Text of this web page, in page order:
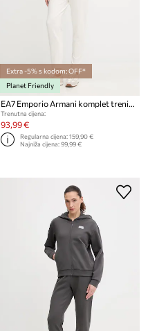
Extra -5% s kodom: OFF*
Planet Friendly
Trenutna cijena:
93,99 €
Regularna cijena:159,90 €
Najniža cijena:99,99 €